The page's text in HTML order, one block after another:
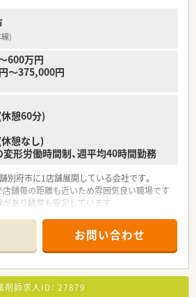
を掲げている同社では、福利厚生面が手厚く
、「連続休暇制度（年に1回、最大9連休を取得
実出来る様にワークライフバランスを後押し
実しています。
財形貯蓄制度、スポーツジム優待等が受けられ
設は全国に40ヵ所あります。
勤務者2,097人以上等、どれも業界トップクラ
ちろんのこと、育児短時間勤務制度を実施
、1日最大2時間短縮して勤務できる制度で
)
600万円
～375,000円
休憩60分)
休憩なし)
形労働時間制、週平均40時間勤務
府市に1店舗展開している会社です。
舗毎の距離も近いため雰囲気良い職場です
あり経営も安定しています
お問い合わせ
剤師求人ID： 27879